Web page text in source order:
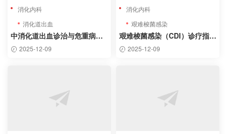
消化内科
消化道出血
中消化道出血诊治与危重病例
分析：基于最新指南的临床实
践
2025-12-09
消化内科
艰难梭菌感染
艰难梭菌感染（CDI）诊疗指南
解读及病例分析
2025-12-09